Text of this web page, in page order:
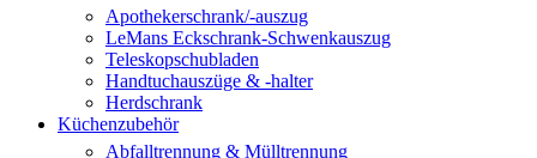
Apothekerschrank/-auszug
LeMans Eckschrank-Schwenkauszug
Teleskopschubladen
Handtuchauszüge & -halter
Herdschrank
Küchenzubehör
Abfalltrennung & Mülltrennung